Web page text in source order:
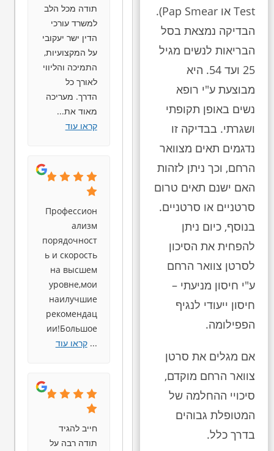
Test או Pap Smear).
הבדיקה נמצאת בסל
הבריאות לנשים מגיל
25 ועד 54. היא
מבוצעת ע"י רופא
נשים באופן תקופתי
ושגרתי. בבדיקה זו
נדגמים תאים מצוואר
הרחם, וכך ניתן לזהות
האם ישנם תאים טרום
סרטניים או סרטניים.
בנוסף, כיום ניתן
להפחית את הסיכון
לסרטן צוואר הרחם
ע"י חיסון מניעתי –
חיסון ייעודי לנגיף
הפפילומה.
אם מגלים את סרטן
צוואר הרחם מוקדם,
סיכויי ההחלמה של
המטופלת גבוהים
בדרך כלל.
תודה מכל הלב
למשרד עורכי
הדין ישר יעקובי
על המקצועיות,
התמיכה והליווי
לאורך כל
הדרך. מעריכה
מאוד את...
קראו עוד
Профессион
ализм
порядочност
ь и скорость
на высшем
уровне,мои
наилучшие
рекомендац
ии!Большое
...קראו עוד
חייב להגיד
תודה רבה על